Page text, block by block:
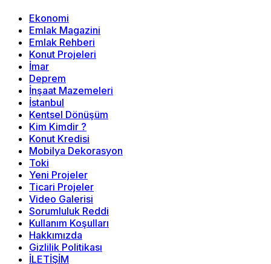
Ekonomi
Emlak Magazini
Emlak Rehberi
Konut Projeleri
İmar
Deprem
İnşaat Mazemeleri
İstanbul
Kentsel Dönüşüm
Kim Kimdir ?
Konut Kredisi
Mobilya Dekorasyon
Toki
Yeni Projeler
Ticari Projeler
Video Galerisi
Sorumluluk Reddi
Kullanım Koşulları
Hakkımızda
Gizlilik Politikası
İLETİŞİM